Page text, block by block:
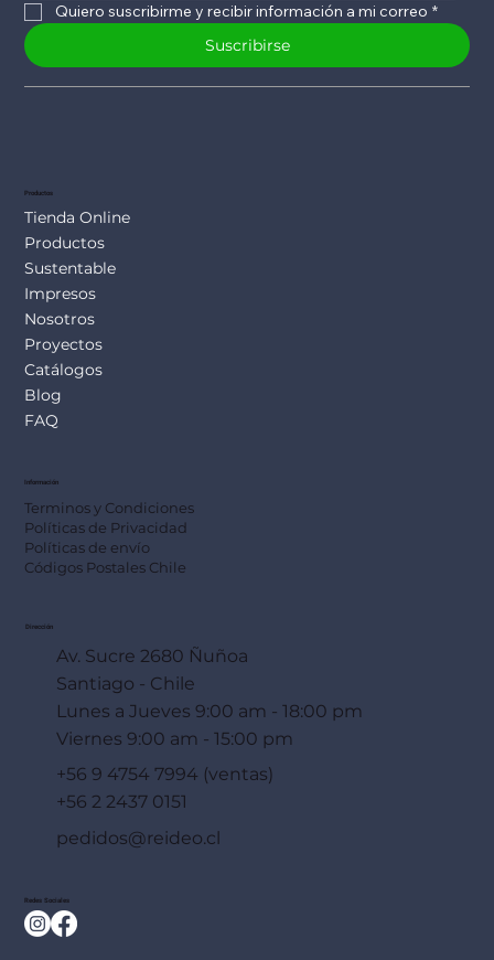
Quiero suscribirme y recibir información a mi correo *
Suscribirse
Productos
Tienda Online
Productos
Sustentable
Impresos
Nosotros
Proyectos
Catálogos
Blog
FAQ
Información
Terminos y Condiciones
Políticas de Privacidad
Políticas de envío
Códigos Postales Chile
Dirección
Av. Sucre 2680 Ñuñoa
Santiago - Chile
Lunes a Jueves 9:00 am - 18:00 pm
Viernes 9:00 am - 15:00 pm
+56 9 4754 7994 (ventas)
+56 2 2437 0151
pedidos@reideo.cl
Redes Sociales